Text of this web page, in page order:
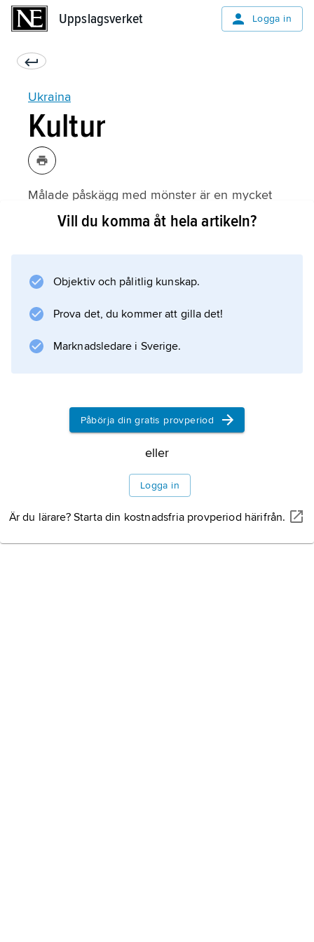
Uppslagsverket Logga in
Ukraina
Kultur
Målade påskägg med mönster är en mycket
gammal och berömd symbol för ukrainsk
gyllene kupoler, till exempel den
världsberömda Sofiakatedralen. Författaren
romaner om livet i Ukraina och om
Information om artikeln
Vill du komma åt hela artikeln?
Objektiv och pålitlig kunskap.
Prova det, du kommer att gilla det!
Marknadsledare i Sverige.
Påbörja din gratis provperiod
eller
Logga in
Är du lärare? Starta din kostnadsfria provperiod härifrån.